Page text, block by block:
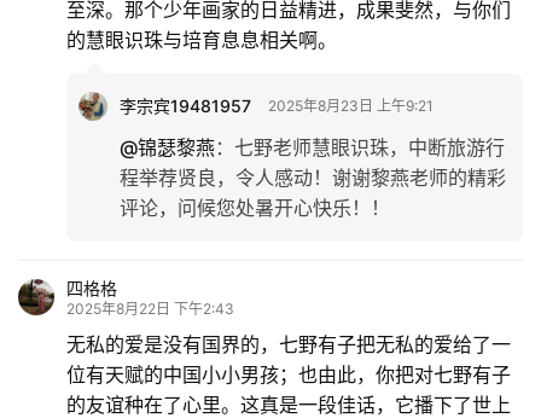
至深。那个少年画家的日益精进，成果斐然，与你们
的慧眼识珠与培育息息相关啊。
李宗宾19481957 2025年8月23日 上午9:21
@锦瑟黎燕： 七野老师慧眼识珠，中断旅游行
程举荐贤良，令人感动！谢谢黎燕老师的精彩
评论，问候您处暑开心快乐！！
四格格
2025年8月22日 下午2:43
无私的爱是没有国界的，七野有子把无私的爱给了一
位有天赋的中国小小男孩；也由此，你把对七野有子
的友谊种在了心里。这真是一段佳话，它播下了世上